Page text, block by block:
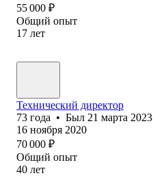
55 000 ₽
Общий опыт
17 лет
Технический директор
73 года • Был 21 марта 2023
16 ноября 2020
70 000 ₽
Общий опыт
40 лет